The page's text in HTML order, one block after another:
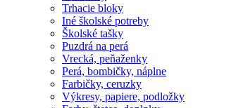
Trhacie bloky
Iné školské potreby
Školské tašky
Puzdrá na perá
Vrecká, peňaženky
Perá, bombičky, náplne
Farbičky, ceruzky
Výkresy, papiere, podložky